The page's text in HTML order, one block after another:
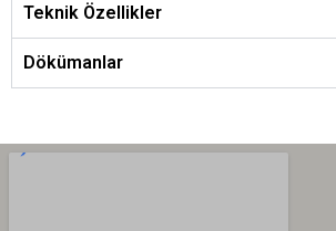
Teknik Özellikler
Dökümanlar